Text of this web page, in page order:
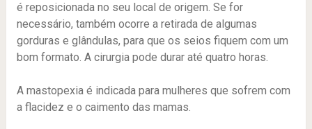
é reposicionada no seu local de origem. Se for
necessário, também ocorre a retirada de algumas
gorduras e glândulas, para que os seios fiquem com um
bom formato. A cirurgia pode durar até quatro horas.
A mastopexia é indicada para mulheres que sofrem com
a flacidez e o caimento das mamas.